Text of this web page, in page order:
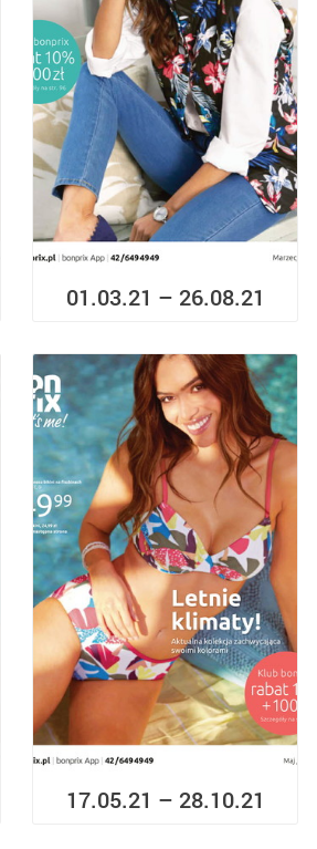
01.03.21 – 26.08.21
17.05.21 – 28.10.21